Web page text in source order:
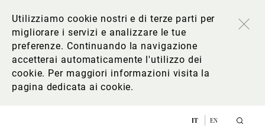
Utilizziamo cookie nostri e di terze parti per
migliorare i servizi e analizzare le tue
preferenze. Continuando la navigazione
accetterai automaticamente l'utilizzo dei
cookie. Per maggiori informazioni visita la
pagina dedicata ai cookie.
IT EN